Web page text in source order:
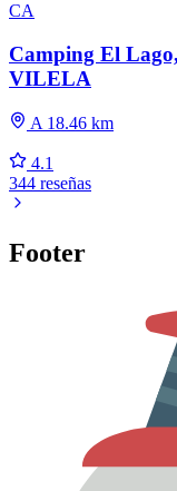
CA
Camping El
VILELA
A 18.46 km
4.1
344 reseñas
Footer